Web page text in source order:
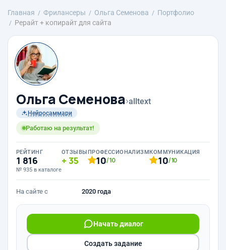
Главная Фрилансеры Ольга Семенова
Портфолио
Рерайт + копирайт для сайта
Ольга Семенова›alltext
Нейросаммари
Работаю на результат!
РЕЙТИНГ
1 816
№ 935 в каталоге
ОТЗЫВЫ
35
ПРОФЕССИОНАЛИЗМ
10/10
КОММУНИКАЦИЯ
10/10
На сайте с 2020 года
Начать диалог
Создать задание